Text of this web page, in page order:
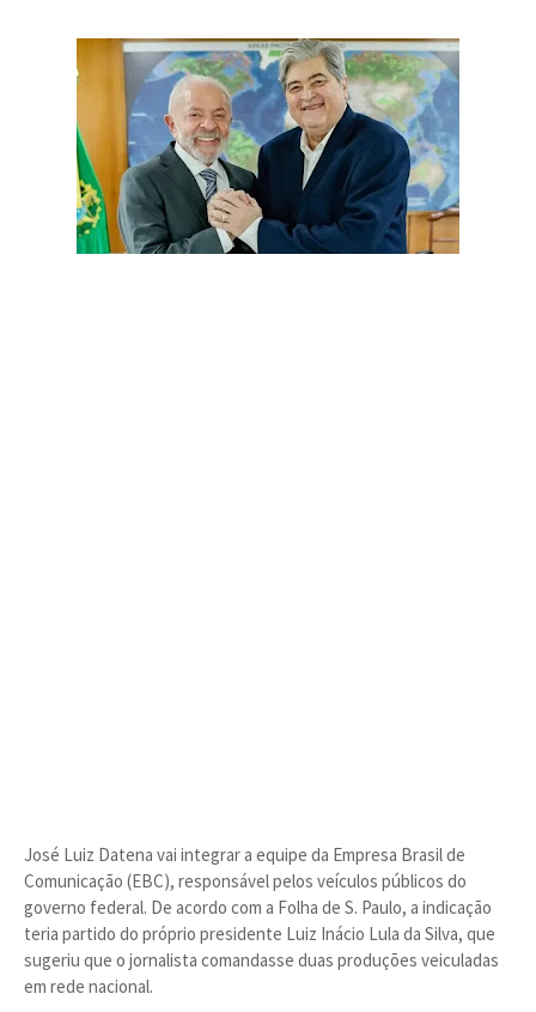
José Luiz Datena vai integrar a equipe da Empresa Brasil de
Comunicação (EBC), responsável pelos veículos públicos do
governo federal. De acordo com a Folha de S. Paulo, a indicação
teria partido do próprio presidente Luiz Inácio Lula da Silva, que
sugeriu que o jornalista comandasse duas produções veiculadas
em rede nacional.